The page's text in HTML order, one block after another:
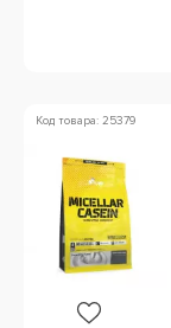
Код товара: 25379